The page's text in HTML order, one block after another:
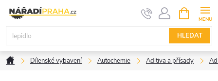
obsah
HLEDAT
NÁKUPNÍ
KOŠÍK
DomůDílenské vybavení Autochemie Aditiva a přísady